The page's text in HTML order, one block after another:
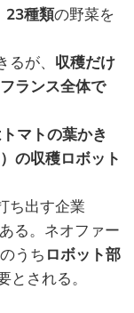
23種類の野菜を
るが、 収穫だけ
ランス全体で
マトの葉かき
の収穫ロボット
ち出す企業
る。ネオファー
うち ロボット部
とされる。